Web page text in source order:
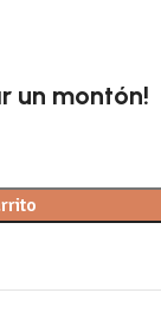
un montón!